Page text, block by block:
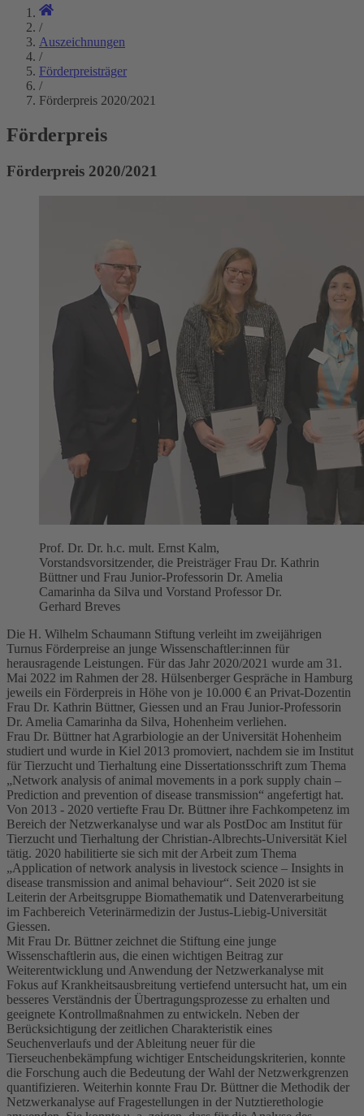
/
Auszeichnungen
/
Förderpreisträger
/
Förderpreis 2020/2021
Förderpreis
Förderpreis 2020/2021
Prof. Dr. Dr. h.c. mult. Ernst Kalm,
Vorstandsvorsitzender, die Preisträger Frau Dr. Kathrin
Büttner und Frau Junior-Professorin Dr. Amelia
Camarinha da Silva und Vorstand Professor Dr.
Gerhard Breves
Die H. Wilhelm Schaumann Stiftung verleiht im zweijährigen
Turnus Förderpreise an junge Wissenschaftler:innen für
herausragende Leistungen. Für das Jahr 2020/2021 wurde am 31.
Mai 2022 im Rahmen der 28. Hülsenberger Gespräche in Hamburg
jeweils ein Förderpreis in Höhe von je 10.000 € an Privat-Dozentin
Frau Dr. Kathrin Büttner, Giessen und an Frau Junior-Professorin
Dr. Amelia Camarinha da Silva, Hohenheim verliehen.
Frau Dr. Büttner hat Agrarbiologie an der Universität Hohenheim
studiert und wurde in Kiel 2013 promoviert, nachdem sie im Institut
für Tierzucht und Tierhaltung eine Dissertationsschrift zum Thema
„Network analysis of animal movements in a pork supply chain –
Prediction and prevention of disease transmission“ angefertigt hat.
Von 2013 - 2020 vertiefte Frau Dr. Büttner ihre Fachkompetenz im
Bereich der Netzwerkanalyse und war als PostDoc am Institut für
Tierzucht und Tierhaltung der Christian-Albrechts-Universität Kiel
tätig. 2020 habilitierte sie sich mit der Arbeit zum Thema
„Application of network analysis in livestock science – Insights in
disease transmission and animal behaviour“. Seit 2020 ist sie
Leiterin der Arbeitsgruppe Biomathematik und Datenverarbeitung
im Fachbereich Veterinärmedizin der Justus-Liebig-Universität
Giessen.
Mit Frau Dr. Büttner zeichnet die Stiftung eine junge
Wissenschaftlerin aus, die einen wichtigen Beitrag zur
Weiterentwicklung und Anwendung der Netzwerkanalyse mit
Fokus auf Krankheitsausbreitung vertiefend untersucht hat, um ein
besseres Verständnis der Übertragungsprozesse zu erhalten und
geeignete Kontrollmaßnahmen zu entwickeln. Neben der
Berücksichtigung der zeitlichen Charakteristik eines
Seuchenverlaufs und der Ableitung neuer für die
Tierseuchenbekämpfung wichtiger Entscheidungskriterien, konnte
die Forschung auch die Bedeutung der Wahl der Netzwerkgrenzen
quantifizieren. Weiterhin konnte Frau Dr. Büttner die Methodik der
Netzwerkanalyse auf Fragestellungen in der Nutztierethologie